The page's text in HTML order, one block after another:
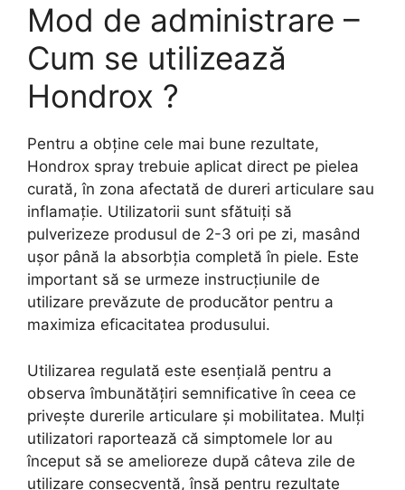
Mod de administrare –
Cum se utilizează
Hondrox ?
Pentru a obține cele mai bune rezultate,
Hondrox spray trebuie aplicat direct pe pielea
curată, în zona afectată de dureri articulare sau
inflamație. Utilizatorii sunt sfătuiți să
pulverizeze produsul de 2-3 ori pe zi, masând
ușor până la absorbția completă în piele. Este
important să se urmeze instrucțiunile de
utilizare prevăzute de producător pentru a
maximiza eficacitatea produsului.
Utilizarea regulată este esențială pentru a
observa îmbunătățiri semnificative în ceea ce
privește durerile articulare și mobilitatea. Mulți
utilizatori raportează că simptomele lor au
început să se amelioreze după câteva zile de
utilizare consecventă, însă pentru rezultate